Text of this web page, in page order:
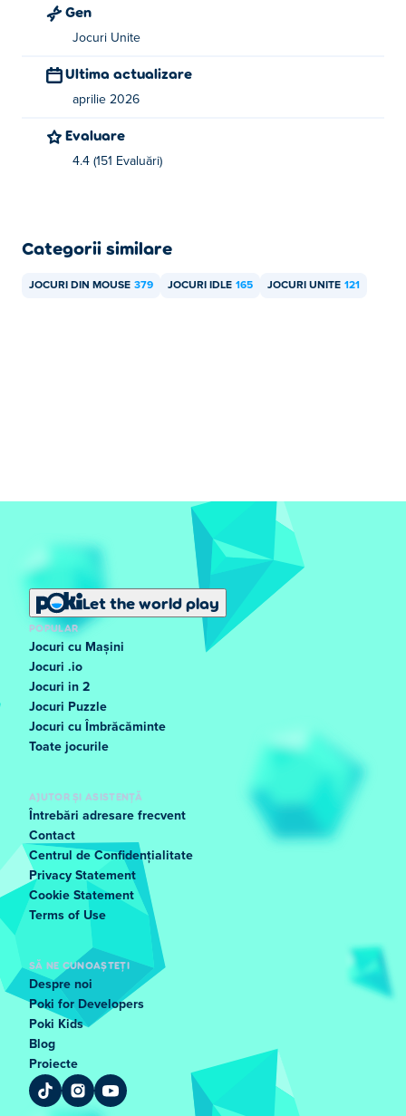
Gen
Jocuri Unite
Ultima actualizare
aprilie 2026
Evaluare
4.4 (151 Evaluări)
Categorii similare
JOCURI DIN MOUSE 379 JOCURI IDLE 165 JOCURI UNITE 121
Let the world play
POPULAR
Jocuri cu Mașini
Jocuri .io
Jocuri in 2
Jocuri Puzzle
Jocuri cu Îmbrăcăminte
Toate jocurile
AJUTOR ȘI ASISTENȚĂ
Întrebări adresare frecvent
Contact
Centrul de Confidențialitate
Privacy Statement
Cookie Statement
Terms of Use
SĂ NE CUNOAȘTEȚI
Despre noi
Poki for Developers
Poki Kids
Blog
Proiecte